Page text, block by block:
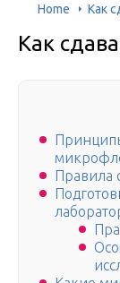
Home Как
Как
Правила